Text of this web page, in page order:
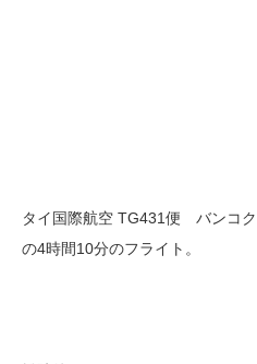
タイ国際航空 TG431便 バンコ
の4時間10分のフライト。